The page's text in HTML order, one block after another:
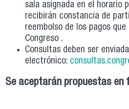
sala asignada en el horario
recibirán constancia de
reembolso de los pagos
Congreso .
Consultas deben ser
electrónico:
Se aceptarán propuestas